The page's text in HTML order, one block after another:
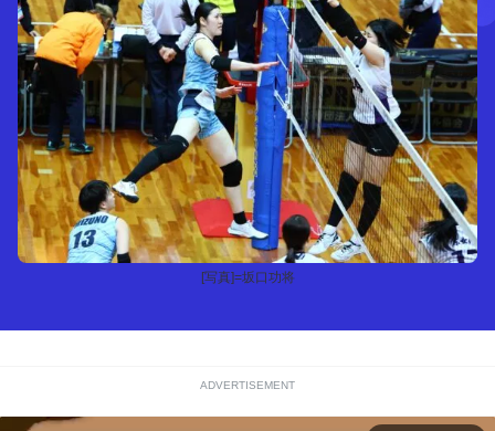
[写真]=坂口功将
ADVERTISEMENT